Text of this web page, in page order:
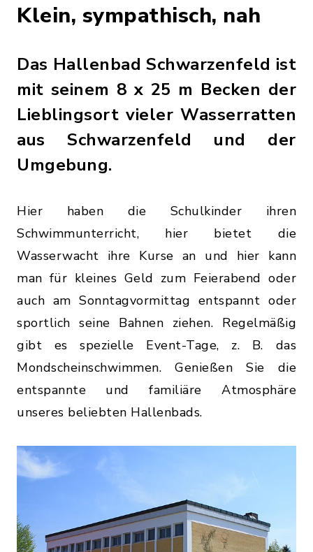
Klein, sympathisch, nah
Das Hallenbad Schwarzenfeld ist
mit seinem 8 x 25 m Becken der
Lieblingsort vieler Wasserratten
aus Schwarzenfeld und der
Umgebung.
Hier haben die Schulkinder ihren
Schwimmunterricht, hier bietet die
Wasserwacht ihre Kurse an und hier kann
man für kleines Geld zum Feierabend oder
auch am Sonntagvormittag entspannt oder
sportlich seine Bahnen ziehen. Regelmäßig
gibt es spezielle Event-Tage, z. B. das
Mondscheinschwimmen. Genießen Sie die
entspannte und familiäre Atmosphäre
unseres beliebten Hallenbads.